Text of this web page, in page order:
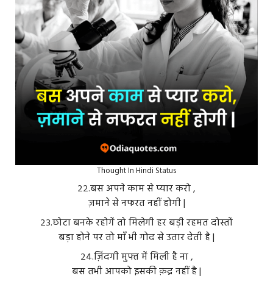
Thought In Hindi Status
२२.बस अपने काम से प्यार करो ,
ज़माने से नफरत नहीं होगी |
२३.छोटा बनके रहोगें तो मिलेगी हर बड़ी रहमत दोस्तों
बड़ा होने पर तो माँ भी गोद से उतार देती है |
२४.ज़िंदगी मुफ्त में मिली है ना ,
बस तभी आपको इसकी क़द्र नहीं है |